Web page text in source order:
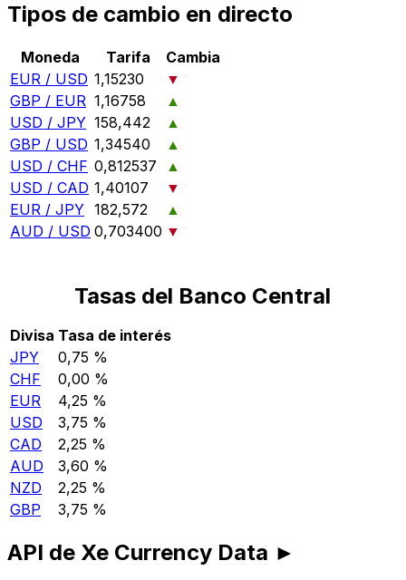
Tipos de cambio en directo
Moneda Tarifa
Cambia
EUR / USD 1,15230
▼
GBP / EUR 1,16758
▲
USD / JPY 158,442
▲
GBP / USD 1,34540
▲
USD / CHF 0,812537
▲
USD / CAD 1,40107
▼
EUR / JPY 182,572
▲
AUD / USD 0,703400 ▼
Tasas del Banco Central
Divisa Tasa de interés
JPY
0,75 %
CHF
0,00 %
EUR
4,25 %
USD
3,75 %
CAD
2,25 %
AUD
3,60 %
NZD
2,25 %
GBP
3,75 %
API de Xe Currency Data ►